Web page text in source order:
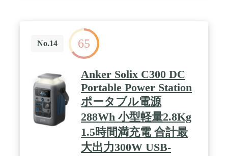
かな動きや表情まで見逃しません。本体に搭載され
たカラーナイトビジョン機能で、夜間でもカラーで
はっきりとした映像を残すことができ、不審者が特
定しやすく防犯性が向上します。 / AIカメラ搭載：
AIカメラが約8m先まで動きを検出し、リアルタイ
ムでお使いのスマホに通知を送ります。検知の対象
やエリアはスマホアプリから変更できます。また、
アプリを使用すれば、どこにいても双方向での通話
が可能。不法侵入など注意が必要な際には、105dB
の警報を鳴らしたり、ライトを点灯させることがで
きます。 / 簡単に設置可能：配線不要なワイヤレス
設計により、どこでも気軽に設置が可能です。 / 追
加料金不要：ご購入後は月額料金不要です。内蔵メ
モリー (8GB)により、ローカルストレージに直接暗
No.14 65
Anker Solix C300 DC
Portable Power Station
ポータブル電源
288Wh 小型軽量2.8Kg
1.5時間満充電 合計最
大出力300W USB-